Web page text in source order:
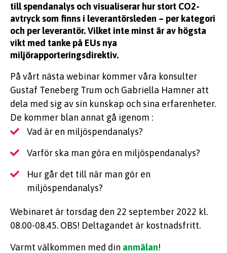
till spendanalys och visualiserar hur stort CO2-
avtryck som finns i leverantörsleden – per kategori
och per leverantör. Vilket inte minst är av högsta
vikt med tanke på EUs nya
miljörapporteringsdirektiv.
På vårt nästa webinar kommer våra konsulter
Gustaf Teneberg Trum och Gabriella Hamner att
dela med sig av sin kunskap och sina erfarenheter.
De kommer blan annat gå igenom :
Vad är en miljöspendanalys?
Varför ska man göra en miljöspendanalys?
Hur går det till när man gör en
miljöspendanalys?
Webinaret är torsdag den 22 september 2022 kl.
08.00-08.45. OBS! Deltagandet är kostnadsfritt.
Varmt välkommen med din anmälan!